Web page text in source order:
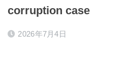
corruption case
2026年7月4日